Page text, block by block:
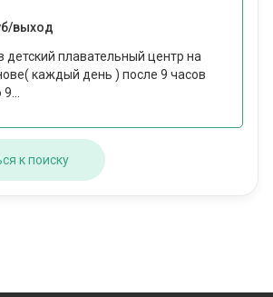
выход
детский плавательный центр на
каждый день ) после 9 часов
к поиску